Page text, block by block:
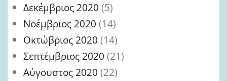
Δεκέμβριος 2020 (5)
Νοέμβριος 2020 (14)
Οκτώβριος 2020 (14)
Σεπτέμβριος 2020 (21)
Αύγουστος 2020 (22)